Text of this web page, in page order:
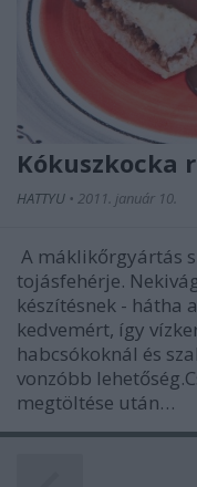
Kókuszkocka
HATTYU • 2011. január 10.
A máklikőrgyártás
tojásfehérje.
készítésnek - hátha
kedvemért, így
habcsókoknál és
vonzóbb
megtöltése után…